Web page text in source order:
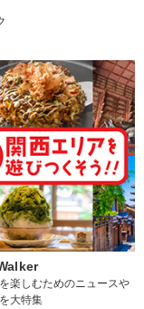
楽しむためのニュースや
大特集